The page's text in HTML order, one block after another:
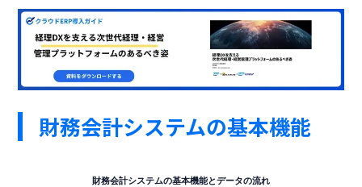
財務会計システムの基本機能
財務会計システムの基本機能とデータの流れ